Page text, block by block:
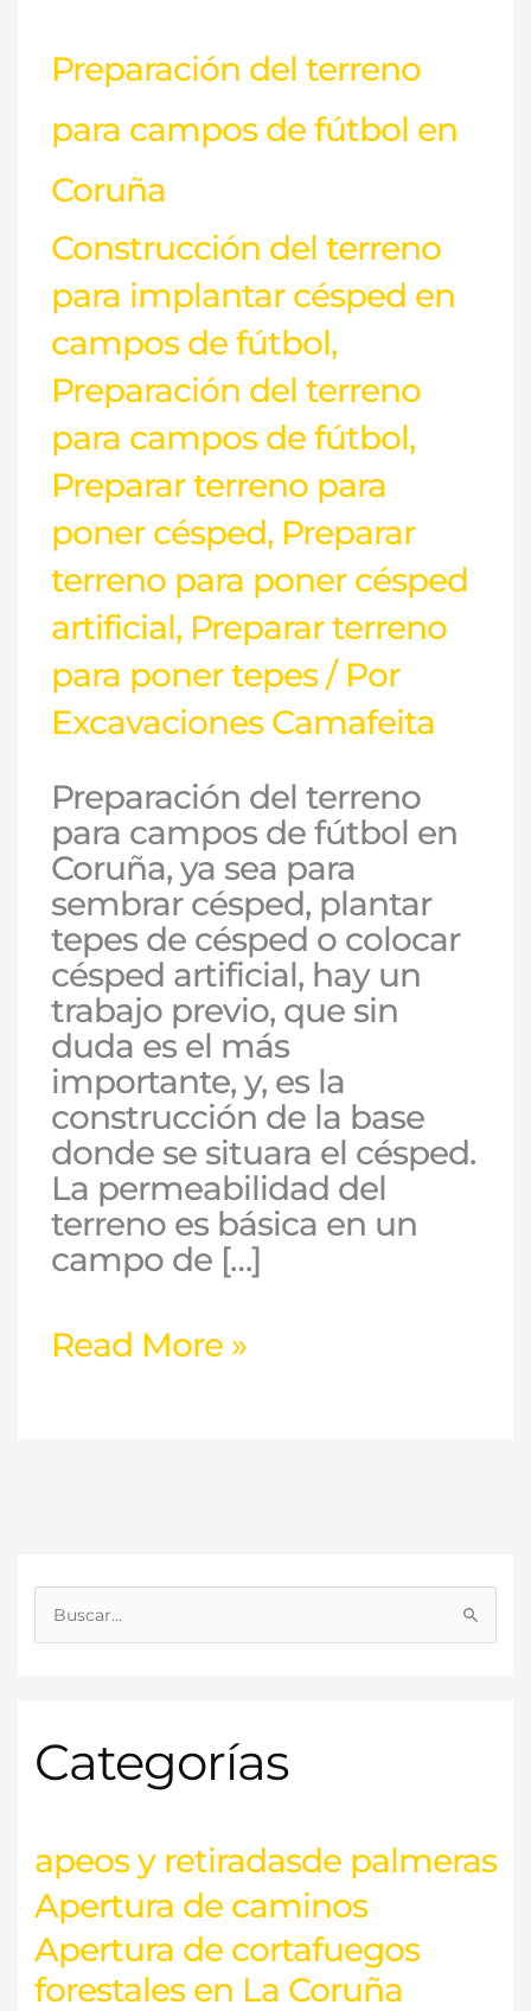
Preparación del terreno
para campos de fútbol en
Coruña
Construcción del terreno
para implantar césped en
campos de fútbol,
Preparación del terreno
para campos de fútbol,
Preparar terreno para
poner césped, Preparar
terreno para poner césped
artificial, Preparar terreno
para poner tepes/ Por
Excavaciones Camafeita
Preparación del terreno
para campos de fútbol en
Coruña, ya sea para
sembrar césped, plantar
tepes de césped o colocar
césped artificial, hay un
trabajo previo, que sin
duda es el más
importante, y, es la
construcción de la base
donde se situara el césped.
La permeabilidad del
terreno es básica en un
campo de […]
Read More »
a
r
Categorías
apeos y retiradasde palmeras
Apertura de caminos
Apertura de cortafuegos
forestales en La Coruña